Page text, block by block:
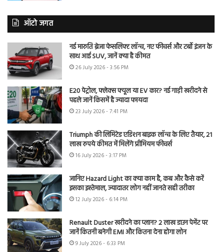
ऑटो जगत
नई मारुति ब्रेजा फेसलिफ्ट लॉन्च, नए फीचर्स और टर्बो इंजन के
साथ आई SUV, जानें क्या है कीमत
26 July 2026 - 3:56 PM
E20 पेट्रोल, फ्लेक्स फ्यूल या EV कार? नई गाड़ी खरीदने से
पहले जानें किसमें है ज्यादा फायदा
23 July 2026 - 7:41 PM
Triumph की लिमिटेड एडिशन बाइक लॉन्च के लिए तैयार, 21
लाख रुपये कीमत में मिलेंगे प्रीमियम फीचर्स
16 July 2026 - 3:17 PM
जानिए Hazard Light का क्या काम है, कब और कैसे करें
इसका इस्तेमाल, ज्यादातर लोग नहीं जानते सही तरीका
12 July 2026 - 6:14 PM
Renault Duster खरीदने का प्लान? 2 लाख डाउन पेमेंट पर
जानें कितनी बनेगी EMI और कितना देना होगा लोन
9 July 2026 - 6:33 PM